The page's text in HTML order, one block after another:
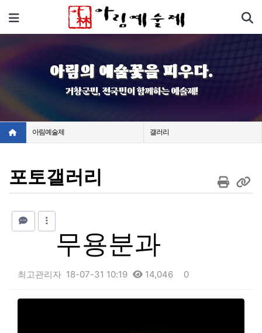
메뉴
아림의 예술꽃을 피우다.
거창군민, 전국민이 함께하는 예술제!
아림예술제 갤러리
포토갤러리
무용분과
최고관리자 18-07-31 10:19 14,046 0